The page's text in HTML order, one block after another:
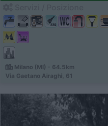
Milano (MI) - 64.5km
Via Gaetano Airaghi, 61